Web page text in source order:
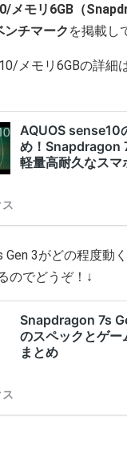
メモリ6GB（
チマーク を掲載し
メモリ6GBの詳細
Gen 3がどの程度動
のでどうぞ！↓